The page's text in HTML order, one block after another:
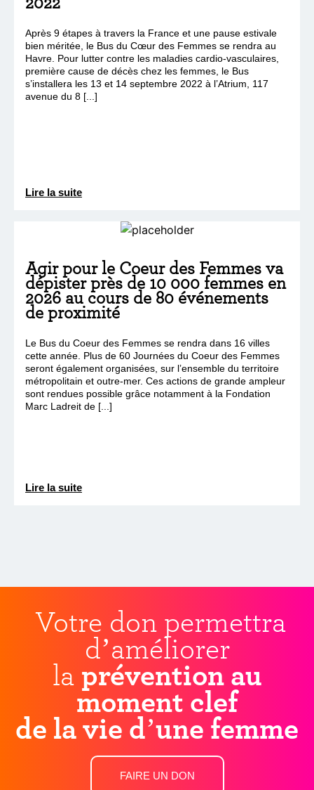
Après 9 étapes à travers la France et une pause estivale
bien méritée, le Bus du Cœur des Femmes se rendra au
Havre. Pour lutter contre les maladies cardio-vasculaires,
première cause de décès chez les femmes, le Bus
s’installera les 13 et 14 septembre 2022 à l’Atrium, 117
avenue du 8 [...]
Lire la suite
Agir pour le Coeur des Femmes va
dépister près de 10 000 femmes en
2026 au cours de 80 événements
de proximité
Le Bus du Coeur des Femmes se rendra dans 16 villes
cette année. Plus de 60 Journées du Coeur des Femmes
seront également organisées, sur l’ensemble du territoire
métropolitain et outre-mer. Ces actions de grande ampleur
sont rendues possible grâce notamment à la Fondation
Marc Ladreit de [...]
Lire la suite
Votre don permettra
d’améliorer
la prévention au
moment clef
de la vie d’une femme
FAIRE UN DON